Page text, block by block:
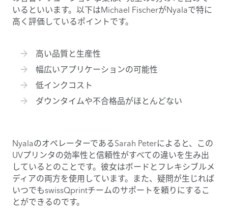
いるといいます。以下はMichael FischerがNyalaで特に
高く評価しているポイントです。
高い品質と生産性
幅広いアプリケーションの可能性
低インクコスト
ダウンタイムや不合格品がほとんどない
NyalaのオペレーターであるSarah Peterによると、この
UVプリンタの効率性と信頼性がすべての違いを生み出
しているとのことです。彼女はボードとフレキシブルメ
ディアの両方を使用しています。また、疑問が生じれば
いつでもswissQprintチームのサポートを頼りにするこ
とができるのです。